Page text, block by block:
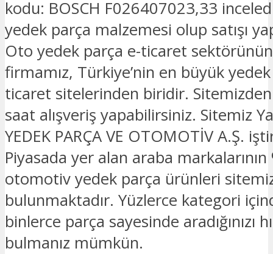
kodu: BOSCH F026407023,33
yedek parça malzemesi olup satışı
Oto yedek parça e-ticaret
firmamız, Türkiye’nin en büyük
ticaret sitelerinden biridir.
saat alışveriş yapabilirsiniz. Sitemiz
YEDEK PARÇA VE OTOMOTİV A.Ş.
Piyasada yer alan araba markalarının
otomotiv yedek parça ürünleri
bulunmaktadır. Yüzlerce kategori
binlerce parça sayesinde aradığınızı
bulmanız mümkün.